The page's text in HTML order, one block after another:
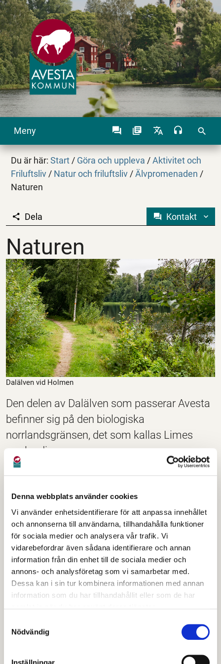
Denna webbplats använder cookies
Vi använder enhetsidentifierare för att anpassa innehållet
och annonserna till användarna, tillhandahålla funktioner
för sociala medier och analysera vår trafik. Vi
vidarebefordrar även sådana identifierare och annan
information från din enhet till de sociala medier och
annons- och analysföretag som vi samarbetar med.
Dessa kan i sin tur kombinera informationen med annan
information som du har tillhandahållit eller som de har
Nödvändig
Meny search
Du är här:Start / Göra och uppleva / Aktivitet och
Friluftsliv / Natur och friluftsliv / Älvpromenaden /
Naturen
Naturen
Dela Kontakt
Naturen
Dalälven vid Holmen
Den delen av Dalälven som passerar Avesta
befinner sig på den biologiska
norrlandsgränsen, det som kallas Limes
norrlandicus.
Det är ett gränsområde såväl geomorfologiskt som
den mellaneuropeiska lövskogsregionen. Här finns
inom nära avstånd från varandra utpräglade
barrskogstyper och myrar, sydliga lövskogstyper och
ädla lövträd. Under lång tid har skogen i Avesta
behandlats styvmoderligt. Det intensiva brukandet av
skogarna genom tiderna har resulterat i att många
djur- och växtarter lider brist på skogliga element som
behövs för deras överlevnad, varför skogarna ofta har
I området kring Älvpromenaden finns det dock stor
därför fortfarande ett rikt djur- och fågelliv. Dock kan